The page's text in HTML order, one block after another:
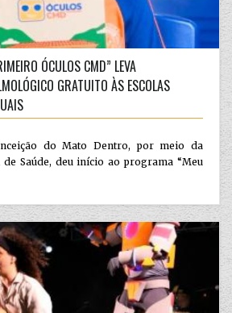
ÓCULOS CMD” LEVA
GRATUITO ÀS ESCOLAS
do Mato Dentro, por meio da
de Saúde, deu início ao programa “Meu